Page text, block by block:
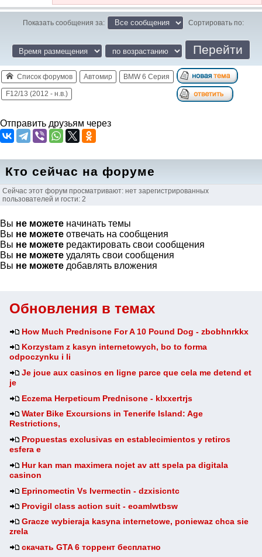
Обновления в темах
How Much Prednisone For A 10 Pound Dog - zbobhnrkkx
Korzystam z kasyn internetowych, bo to forma
odpoczynku i li
Je joue aux casinos en ligne parce que cela me detend et
je
Eczema Herpeticum Prednisone - klxxertrjs
Water Bike Excursions in Tenerife Island: Age
Restrictions,
Propuestas exclusivas en establecimientos y retiros
esfera e
Hur kan man maximera nojet av att spela pa digitala
casinon
Eprinomectin Vs Ivermectin - dzxisicntc
Provigil class action suit - eoamlwtbsw
Gracze wybieraja kasyna internetowe, poniewaz chca sie
zrela
скачать GTA 6 торрент бесплатно
Показать сообщения за: Сортировать по:
Список форумов Автомир BMW 6 Серия
F12/13 (2012 - н.в.)
Отправить друзьям через
Кто сейчас на форуме
Сейчас этот форум просматривают: нет зарегистрированных
пользователей и гости: 2
Вы не можете начинать темы
Вы не можете отвечать на сообщения
Вы не можете редактировать свои сообщения
Вы не можете удалять свои сообщения
Вы не можете добавлять вложения